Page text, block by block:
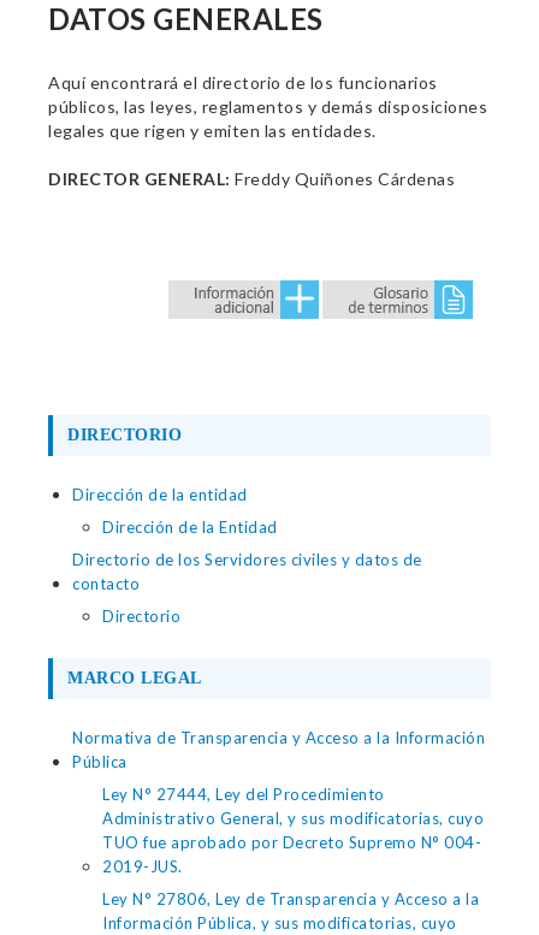
DATOS GENERALES
Aquí encontrará el directorio de los funcionarios
públicos, las leyes, reglamentos y demás disposiciones
legales que rigen y emiten las entidades.
DIRECTOR GENERAL: Freddy Quiñones Cárdenas
DIRECTORIO
Dirección de la entidad
Dirección de la Entidad
Directorio de los Servidores civiles y datos de
contacto
Directorio
MARCO LEGAL
Normativa de Transparencia y Acceso a la Información
Pública
Ley N° 27444, Ley del Procedimiento
Administrativo General, y sus modificatorias, cuyo
TUO fue aprobado por Decreto Supremo N° 004-
2019-JUS.
Ley N° 27806, Ley de Transparencia y Acceso a la
Información Pública, y sus modificatorias, cuyo